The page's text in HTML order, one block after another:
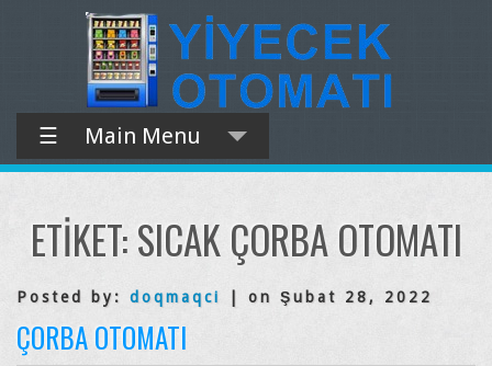
☰ Main Menu
ETIKET:SICAK ÇORBA OTOMATI
Posted by: doqmaqci | on Şubat 28, 2022
ÇORBA OTOMATI